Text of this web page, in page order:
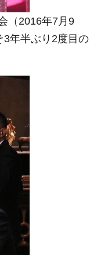
（2016年7月9
3年半ぶり2度目の